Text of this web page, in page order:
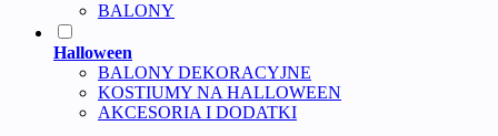
BALONY
Halloween
BALONY DEKORACYJNE
KOSTIUMY NA HALLOWEEN
AKCESORIA I DODATKI